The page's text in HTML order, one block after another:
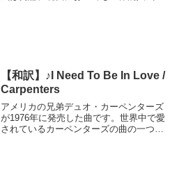
【和訳】♪I Need To Be In Love /
Carpenters
アメリカの兄弟デュオ・カーペンターズ
が1976年に発売した曲です。世界中で愛
されているカーペンターズの曲の一つで